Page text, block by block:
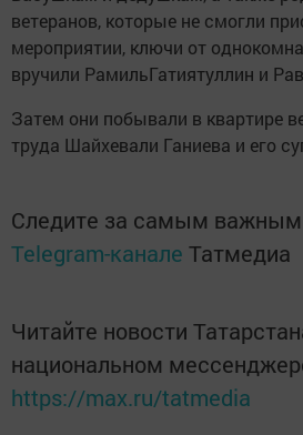
ветеранов, которые не смогли
мероприятии, ключи от
вручили РамильГатиятуллин и
Затем они побывали в квартире
труда Шайхевали Ганиева и его
Следите за самым
Telegram-канале Татмедиа
Читайте новости
национальном
https://max.ru/tatmedia